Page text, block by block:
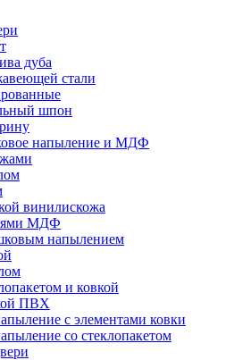
дуба
стали
шпон
напыление и МДФ
винилискожа
МДФ
напылением
и ковкой
ПВХ
с элементами ковки
со стеклопакетом